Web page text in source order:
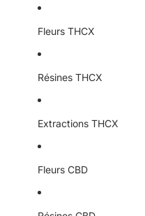
Fleurs THCX
Résines THCX
Extractions THCX
Fleurs CBD